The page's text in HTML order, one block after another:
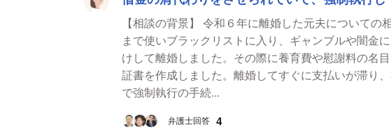
【相談の背景】 令和６年に離婚した元夫について
まで使いブラックリストに入り、ギャンブルや闇金
けして離婚しました。その際に養育費や慰謝料の名
証書を作成しました。離婚してすぐに支払いが滞り
で強制執行の手続...
弁護士回答 4